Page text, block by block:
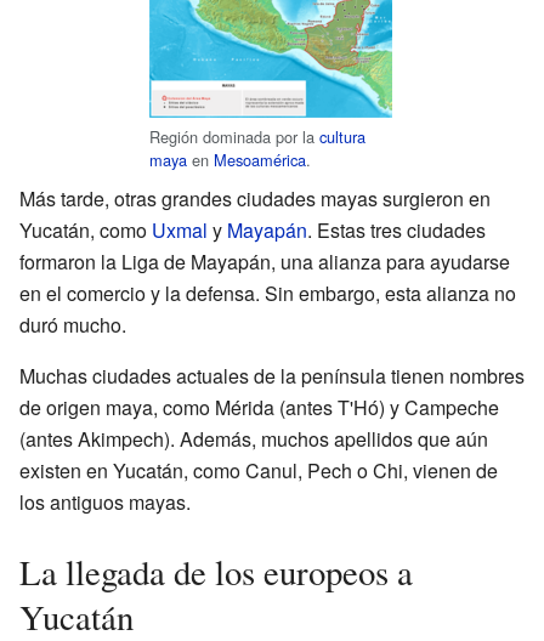
Región dominada por la cultura
maya en Mesoamérica.
Más tarde, otras grandes ciudades mayas surgieron en
Yucatán, como Uxmal y Mayapán. Estas tres ciudades
formaron la Liga de Mayapán, una alianza para ayudarse
en el comercio y la defensa. Sin embargo, esta alianza no
duró mucho.
Muchas ciudades actuales de la península tienen nombres
de origen maya, como Mérida (antes T'Hó) y Campeche
(antes Akimpech). Además, muchos apellidos que aún
existen en Yucatán, como Canul, Pech o Chi, vienen de
los antiguos mayas.
La llegada de los europeos a
Yucatán